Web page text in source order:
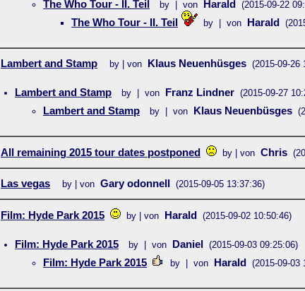
The Who Tour - II. Teil by | von Harald (2015-09-22
The Who Tour - II. Teil by | von Harald
Lambert and Stamp by | von Klaus Neuenhüsges (2015-09-26
Lambert and Stamp by | von Franz Lindner (2015-09-27
Lambert and Stamp by | von Klaus Neuenbüsges
All remaining 2015 tour dates postponed by | von Chris
Las vegas by | von Gary odonnell (2015-09-05 13:37:36)
Film: Hyde Park 2015 by | von Harald (2015-09-02 10:50:46)
Film: Hyde Park 2015 by | von Daniel (2015-09-03 09:25:06)
Film: Hyde Park 2015 by | von Harald (2015-09-03